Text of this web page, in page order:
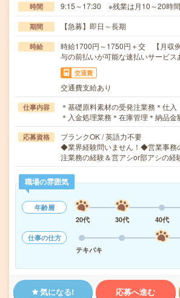
時間 9:15～17:30 ※残業は月10～20時間
期間 【急募】即日～長期
時給
時給1700円～1750円＋交 【月収
与の前払いが可能な速払いサービス
交通費
交通費支給あり
仕事内容
＊基礎原料素材の受発注業務＊仕
＊入金処理業務＊在庫管理＊納品
応募資格
ブランクOK / 英語力不要
◆業界経験問いません！◆営業事務
注業務の経験＆営アシor部アシの
職場の雰囲気
年齢層
20代
30代 40代
仕事の仕方
テキパキ
気になる! 応募へ進む